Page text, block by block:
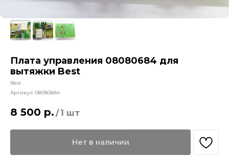
Плата управления 08080684 для
вытяжки Best
Best
Артикул: 08080684
8 500 р. / 1 шт
Нет в наличии